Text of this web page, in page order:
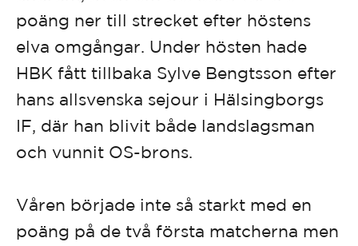
poäng ner till strecket efter höstens
elva omgångar. Under hösten hade
HBK fått tillbaka Sylve Bengtsson efter
hans allsvenska sejour i Hälsingborgs
IF, där han blivit både landslagsman
och vunnit OS-brons.
Våren började inte så starkt med en
poäng på de två första matcherna men